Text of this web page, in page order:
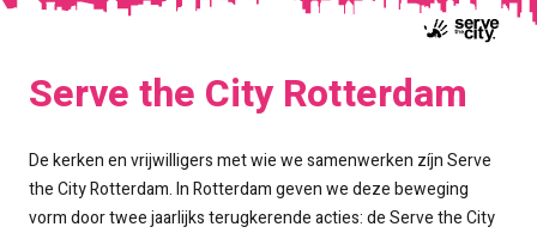
Serve the City Rotterdam
De kerken en vrijwilligers met wie we samenwerken zíjn Serve
the City Rotterdam. In Rotterdam geven we deze beweging
vorm door twee jaarlijks terugkerende acties: de Serve the City